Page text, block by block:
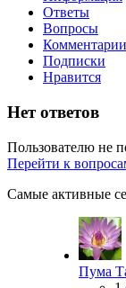
Ответы
Вопросы
Комментарии
Подписки
Нравится
Нет ответов
Пользователю не
Перейти к
Самые активные
Пума